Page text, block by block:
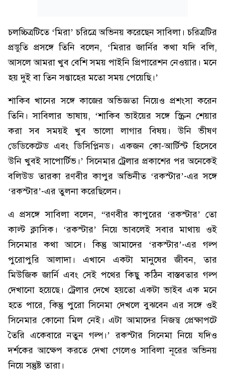
চলচ্চিত্রটিতে ‘মিরা’ চরিত্রে অভিনয় করেছেন সাবিলা। চরিত্রটির
প্রস্তুতি প্রসঙ্গে তিনি বলেন, ‘মিরার জার্নির কথা যদি বলি,
আসলে আমরা খুব বেশি সময় পাইনি প্রিপারেশন নেওয়ার। মনে
হয় দুই বা তিন সপ্তাহের মতো সময় পেয়েছি।’
শাকিব খানের সঙ্গে কাজের অভিজ্ঞতা নিয়েও প্রশংসা করেন
তিনি। সাবিলার ভাষায়, ‘শাকিব ভাইয়ের সঙ্গে স্ক্রিন শেয়ার
করা সব সময়ই খুব ভালো লাগার বিষয়। উনি ভীষণ
ডেডিকেটেড এবং ডিসিপ্লিনড। একজন কো-আর্টিস্ট হিসেবে
উনি খুবই সাপোর্টিভ।’ সিনেমার ট্রেলার প্রকাশের পর অনেকেই
বলিউড তারকা রণবীর কাপুর অভিনীত ‘রকস্টার’-এর সঙ্গে
‘রকস্টার’-এর তুলনা করেছিলেন।
এ প্রসঙ্গে সাবিলা বলেন, “রণবীর কাপুরের ‘রকস্টার’ তো
কাল্ট ক্লাসিক। ‘রকস্টার’ নিয়ে ভাবলেই সবার মাথায় ওই
সিনেমার কথা আসে। কিন্তু আমাদের ‘রকস্টার’-এর গল্প
পুরোপুরি আলাদা। এখানে একটা মানুষের জীবন, তার
মিউজিক জার্নি এবং সেই পথের কিছু কঠিন বাস্তবতার গল্প
দেখানো হয়েছে। ট্রেলার দেখে হয়তো একটা ভাইব এক মনে
হতে পারে, কিন্তু পুরো সিনেমা দেখলে বুঝবেন এর সঙ্গে ওই
সিনেমার কোনো মিল নেই। এটা আমাদের নিজস্ব প্রেক্ষাপটে
তৈরি একেবারে নতুন গল্প।’ রকস্টার সিনেমা নিয়ে যদিও
দর্শকের আক্ষেপ করতে দেখা গেলেও সাবিলা নূরের অভিনয়
নিয়ে সন্তুষ্ট তারা।